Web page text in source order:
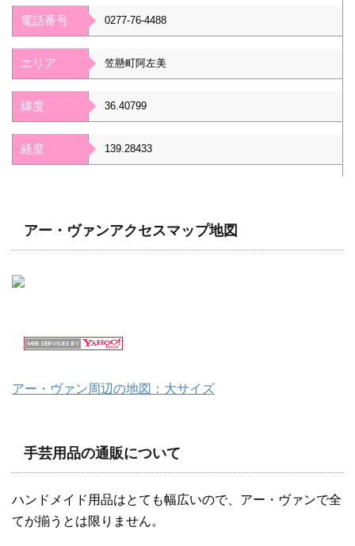
電話番号 0277-76-4488
エリア 笠懸町阿左美
緯度 36.40799
経度 139.28433
アー・ヴァンアクセスマップ地図
アー・ヴァン周辺の地図：大サイズ
手芸用品の通販について
ハンドメイド用品はとても幅広いので、アー・ヴァンで全
てが揃うとは限りません。